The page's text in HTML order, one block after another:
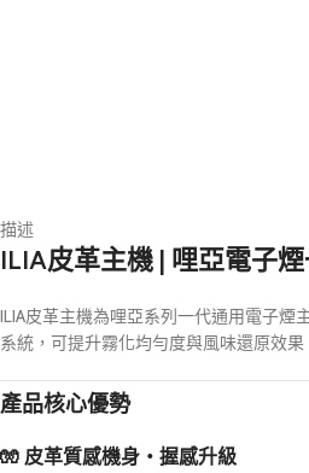
描述
ILIA皮革主機 | 哩亞電子
ILIA皮革主機為哩亞系列一代通用電子
系統，可提升霧化均勻度與風味還原效
產品核心優勢
🧤 皮革質感機身・握感升級